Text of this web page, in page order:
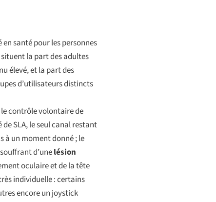
santé pour les personnes
la part des adultes
élevé, et la part des
d’utilisateurs distincts
contrôle volontaire de
SLA, le seul canal restant
à un moment donné ; le
d’unelésion
oculaire et de la tête
individuelle : certains
encore un joystick